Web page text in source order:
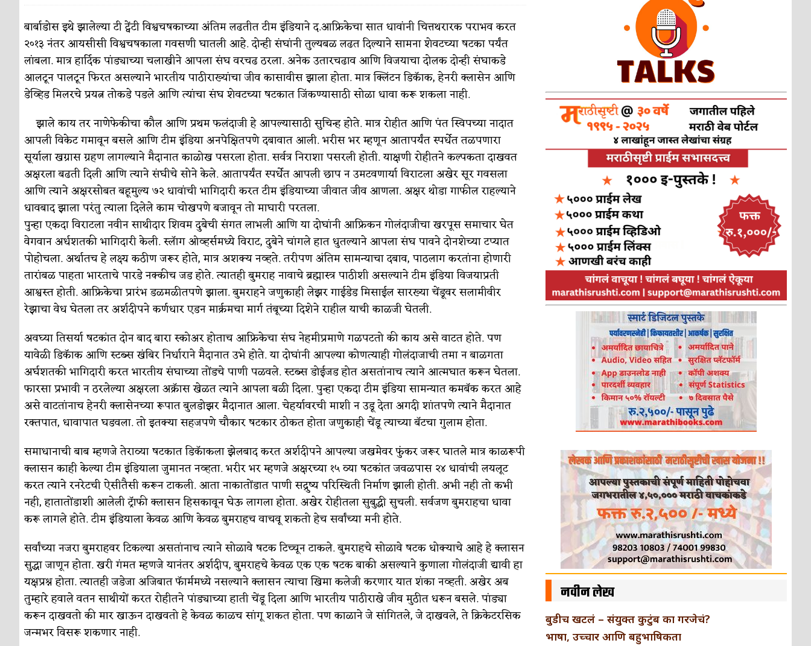
पाटलाची विहीर कविता-गझल-चारोळी-वात्रटिका
शपथ कविता-गझल-चारोळी-वात्रटिका
पुस्तके बदलायची आहेत तुम्हाला! कविता-गझल-चारोळी-वात्रटिका
किती घोषणांचा पाऊस होता कविता-गझल-चारोळी-वात्रटिका
कसं हुईन तं हू माय… परिचय आणि परिक्षणे
काळजाचे प्रेत कविता-गझल-चारोळी-वात्रटिका
चमकदार चांदी अर्थ-वाणिज्य
आदिवासींचा डॉक्टर, समाजसेवेचा ध्यास : डॉ. राहुल जोशी युवा-विश्व
डेंग्यू: ताप उतरला म्हणजे धोका टळला असे नाही! आरोग्य
४ जुलै – इतिहासात घडलेल्या महत्त्वाच्या घटना दिनविशेष
सुवर्ण – झळाळी अर्थ-वाणिज्य
‘अर्थ’पूर्ण हास्य अर्थ-वाणिज्य
अपूर्ण कथा कथा
बुडीच खटलं – संयुक्त कुटुंब का गरजेचं? विशेष लेख
बार्बाडोस इथे झालेल्या टी ट्वेंटी विश्वचषकाच्या अंतिम लढतीत टीम इंडियाने द.आफ्रिकेचा सात धावांनी चित्तथरारक पराभव करत
२०१३ नंतर आयसीसी विश्वचषकाला गवसणी घातली आहे. दोन्ही संघांनी तुल्यबळ लढत दिल्याने सामना शेवटच्या षटका पर्यंत
लांबला. मात्र हार्दिक पांड्याच्या चलाखीने आपला संघ वरचढ ठरला. अनेक उतारचढाव आणि विजयाचा दोलक दोन्ही संघाकडे
आलटून पालटून फिरत असल्याने भारतीय पाठीराख्यांचा जीव कासावीस झाला होता. मात्र क्लिंटन डिकॅाक, हेनरी क्लासेन आणि
डेव्हिड मिलरचे प्रयत्न तोकडे पडले आणि त्यांचा संघ शेवटच्या षटकात जिंकण्यासाठी सोळा धावा करू शकला नाही.
झाले काय तर नाणेफेकीचा कौल आणि प्रथम फलंदाजी हे आपल्यासाठी सुचिन्ह होते. मात्र रोहीत आणि पंत स्विपच्या नादात
आपली विकेट गमावून बसले आणि टीम इंडिया अनपेक्षितपणे दबावात आली. भरीस भर म्हणून आतापर्यंत स्पर्धेत तळपणारा
सूर्याला खग्रास ग्रहण लागल्याने मैदानात काळोख पसरला होता. सर्वत्र निराशा पसरली होती. याक्षणी रोहीतने कल्पकता दाखवत
अक्षरला बढती दिली आणि त्याने संघीचे सोने केले. आतापर्यंत स्पर्धेत आपली छाप न उमटवणार्या विराटला अखेर सूर गवसला
आणि त्याने अक्षरसोबत बहूमुल्य ७२ धावांची भागिदारी करत टीम इंडियाच्या जीवात जीव आणला. अक्षर थोडा गाफील राहल्याने
धावबाद झाला परंतु त्याला दिलेले काम चोखपणे बजावून तो माघारी परतला.
पुन्हा एकदा विराटला नवीन साथीदार शिवम दुबेची संगत लाभली आणि या दोघांनी आफ्रिकन गोलंदाजीचा खरपूस समाचार घेत
वेगवान अर्धशतकी भागिदारी केली. स्लॅाग ओव्हर्समध्ये विराट, दुबेने चांगले हात धुतल्याने आपला संघ पावने दोनशेच्या टप्यात
पोहोचला. अर्थातच हे लक्ष्य कठीण जरूर होते, मात्र अशक्य नव्हते. तरीपण अंतिम सामन्याचा दबाव, पाठलाग करतांना होणारी
तारांबळ पाहता भारताचे पारडे नक्कीच जड होते. त्यातही बुमराह नावाचे ब्रह्मास्त्र पाठीशी असल्याने टीम इंडिया विजयाप्रती
आश्वस्त होती. आफ्रिकेचा प्रारंभ डळमळीतपणे झाला. बुमराहने जणुकाही लेझर गाईडेड मिसाईल सारख्या चेंडूवर सलामीवीर
रेझाचा वेध घेतला तर अर्शदीपने कर्णधार एडन मार्क्रमचा मार्ग तंबूच्या दिशेने राहील याची काळजी घेतली.
अवघ्या तिसर्या षटकांत दोन बाद बारा स्कोअर होताच आफ्रिकेचा संघ नेहमीप्रमाणे गळपटतो की काय असे वाटत होते. पण
यावेळी डिकॅाक आणि स्टब्स खंबिर निर्धाराने मैदानात उभे होते. या दोघांनी आपल्या कोणत्याही गोलंदाजाची तमा न बाळगता
अर्घशतकी भागिदारी करत भारतीय संघाच्या तोंडचे पाणी पळवले. स्टब्स डोईजड होत असतांनाच त्याने आत्मघात करून घेतला.
फारसा प्रभावी न ठरलेल्या अक्षरला अक्रॅास खेळत त्याने आपला बळी दिला. पुन्हा एकदा टीम इंडिया सामन्यात कमबॅक करत आहे
असे वाटतांनाच हेनरी क्लासेनच्या रूपात बुलडोझर मैदानात आला. चेहर्यावरची माशी न उडू देता अगदी शांतपणे त्याने मैदानात
रक्तपात, धावापात घडवला. तो इतक्या सहजपणे चौकार षटकार ठोकत होता जणुकाही चेंडू त्याच्या बॅटचा गुलाम होता.
समाधानाची बाब म्हणजे तेराव्या षटकात डिकॅाकला झेलबाद करत अर्शदीपने आपल्या जखमेवर फुंकर जरूर घातले मात्र काळरूपी
क्लासन काही केल्या टीम इंडियाला जुमानत नव्हता. भरीर भर म्हणजे अक्षरच्या १५ व्या षटकांत जवळपास २४ धावांची लयलूट
करत त्याने रनरेटची ऐसीतैसी करून टाकली. आता नाकातोंडात पाणी सद्रुष्य परिस्थिती निर्माण झाली होती. अभी नही तो कभी
नही, हातातोंडाशी आलेली ट्रॅाफी क्लासन हिसकावून घेऊ लागला होता. अखेर रोहीतला सुबुद्धी सुचली. सर्वजण बुमराहचा धावा
करू लागले होते. टीम इंडियाला केवळ आणि केवळ बुमराहच वाचवू शकतो हेच सर्वांच्या मनी होते.
सर्वांच्या नजरा बुमराहवर टिकल्या असतांनाच त्याने सोळावे षटक टिच्चून टाकले. बुमराहचे सोळावे षटक धोक्याचे आहे हे क्लासन
सुद्धा जाणून होता. खरी गंमत म्हणजे यानंतर अर्शदीप, बुमराहचे केवळ एक एक षटक बाकी असल्याने कुणाला गोलंदाजी द्यावी हा
यक्षप्रश्न होता. त्यातही जडेजा अजिबात फॅार्ममध्ये नसल्याने क्लासन त्याचा खिमा कलेजी करणार यात शंका नव्हती. अखेर अब
तुम्हारे हवाले वतन साथीयों करत रोहीतने पांड्याच्या हाती चेंडू दिला आणि भारतीय पाठीराखे जीव मुठीत धरून बसले. पांड्या
करून दाखवतो की मार खाऊन दाखवतो हे केवळ काळच सांगू शकत होता. पण काळाने जे सांगितले, जे दाखवले, ते क्रिकेटरसिक
जन्मभर विसरू शकणार नाही.
नवीन लेख
बुडीच खटलं – संयुक्त कुटुंब का गरजेचं?
भाषा, उच्चार आणि बहुभाषिकता